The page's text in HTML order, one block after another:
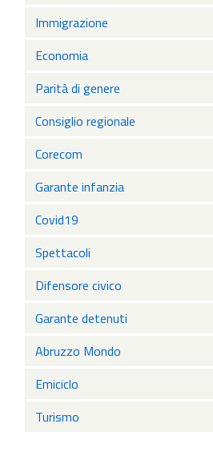
Immigrazione
Economia
Parità di genere
Consiglio regionale
Corecom
Garante infanzia
Covid19
Spettacoli
Difensore civico
Garante detenuti
Abruzzo Mondo
Emiciclo
Turismo